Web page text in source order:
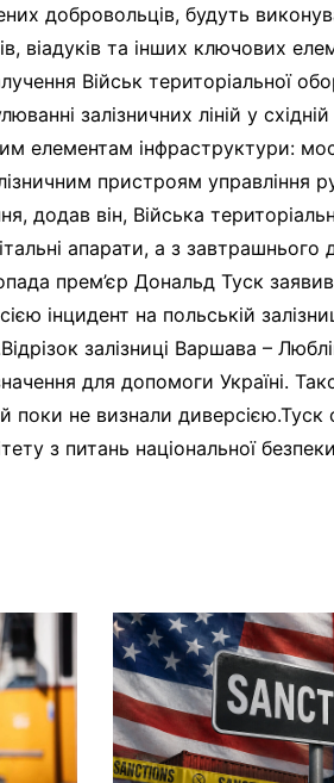
добровольців, будуть
віадуків та інших ключових
Військ територіальної
залізничних ліній у
елементам інфраструктури:
пристроям управління
додав він, Війська
апарати, а з завтрашнього
прем’єр Дональд Туск
інцидент на польській
залізниці Варшава –
для допомоги Україні.
поки не визнали диверсією.Туск
з питань національної